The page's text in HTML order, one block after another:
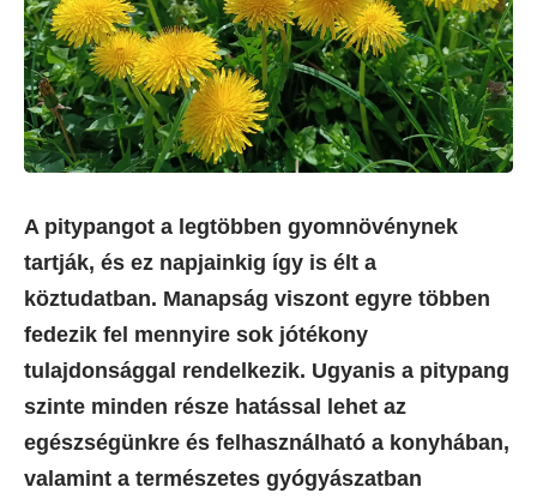
A pitypangot a legtöbben gyomnövénynek
tartják, és ez napjainkig így is élt a
köztudatban. Manapság viszont egyre többen
fedezik fel mennyire sok jótékony
tulajdonsággal rendelkezik. Ugyanis a pitypang
szinte minden része hatással lehet az
egészségünkre és felhasználható a konyhában,
valamint a természetes gyógyászatban